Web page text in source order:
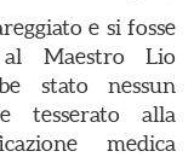
e si fosse
Maestro Lio
stato nessun
tesserato alla
medica